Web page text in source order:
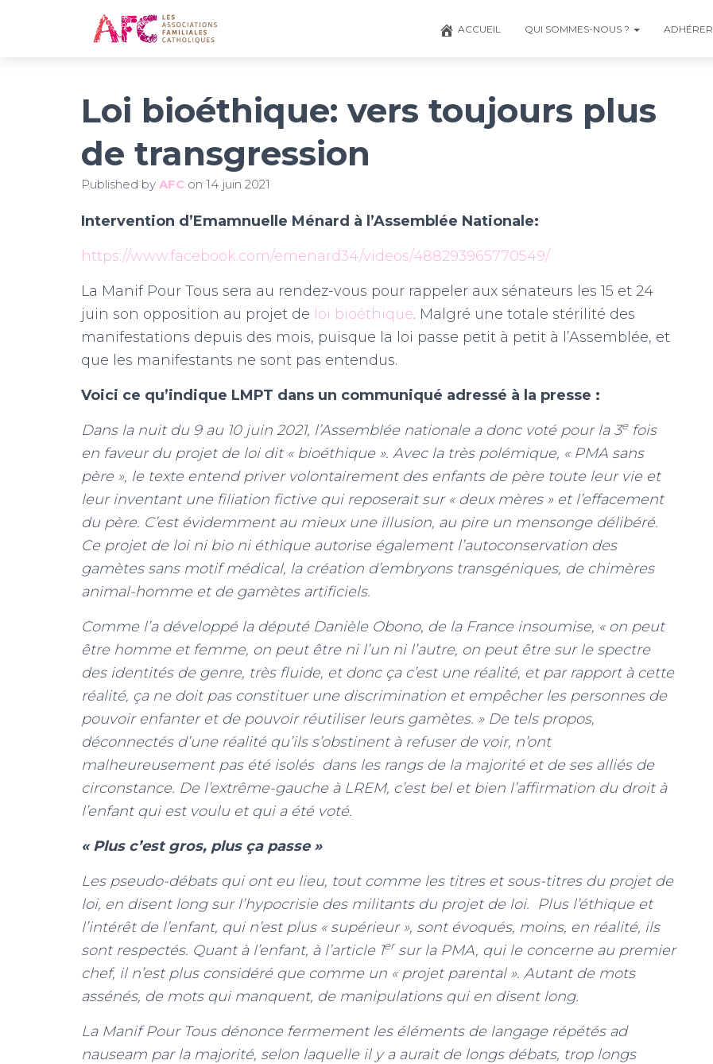
ACCUEIL QUI SOMMES-NOUS ? ADHÉRER
Loi bioéthique: vers toujours plus
de transgression
Published by AFC on 14 juin 2021
Intervention d’Emamnuelle Ménard à l’Assemblée Nationale:
https://www.facebook.com/emenard34/videos/488293965770549/
La Manif Pour Tous sera au rendez-vous pour rappeler aux sénateurs les 15 et 24
juin son opposition au projet de loi bioéthique. Malgré une totale stérilité des
manifestations depuis des mois, puisque la loi passe petit à petit à l’Assemblée, et
que les manifestants ne sont pas entendus.
Voici ce qu’indique LMPT dans un communiqué adressé à la presse :
Dans la nuit du 9 au 10 juin 2021, l’Assemblée nationale a donc voté pour la 3efois
en faveur du projet de loi dit « bioéthique ». Avec la très polémique, « PMA sans
père », le texte entend priver volontairement des enfants de père toute leur vie et
leur inventant une filiation fictive qui reposerait sur « deux mères » et l’effacement
du père. C’est évidemment au mieux une illusion, au pire un mensonge délibéré.
Ce projet de loi ni bio ni éthique autorise également l’autoconservation des
gamètes sans motif médical, la création d’embryons transgéniques, de chimères
animal-homme et de gamètes artificiels.
Comme l’a développé la député Danièle Obono, de la France insoumise, « on peut
être homme et femme, on peut être ni l’un ni l’autre, on peut être sur le spectre
des identités de genre, très fluide, et donc ça c’est une réalité, et par rapport à cette
réalité, ça ne doit pas constituer une discrimination et empêcher les personnes de
pouvoir enfanter et de pouvoir réutiliser leurs gamètes. » De tels propos,
déconnectés d’une réalité qu’ils s’obstinent à refuser de voir, n’ont
malheureusement pas été isolés dans les rangs de la majorité et de ses alliés de
circonstance. De l’extrême-gauche à LREM, c’est bel et bien l’affirmation du droit à
l’enfant qui est voulu et qui a été voté.
« Plus c’est gros, plus ça passe »
Les pseudo-débats qui ont eu lieu, tout comme les titres et sous-titres du projet de
loi, en disent long sur l’hypocrisie des militants du projet de loi. Plus l’éthique et
l’intérêt de l’enfant, qui n’est plus « supérieur », sont évoqués, moins, en réalité, ils
sont respectés. Quant à l’enfant, à l’article 1ersur la PMA, qui le concerne au premier
chef, il n’est plus considéré que comme un « projet parental ». Autant de mots
assénés, de mots qui manquent, de manipulations qui en disent long.
La Manif Pour Tous dénonce fermement les éléments de langage répétés ad
nauseam par la majorité, selon laquelle il y a aurait de longs débats, trop longs